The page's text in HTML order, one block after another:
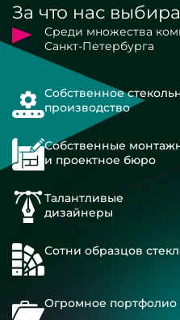
За что нас
Среди множества
Санкт-Петербурга
Собственное
производство
Собственные
и проектное бюро
Талантливые
дизайнеры
Сотни образцов
Огромное портфолио